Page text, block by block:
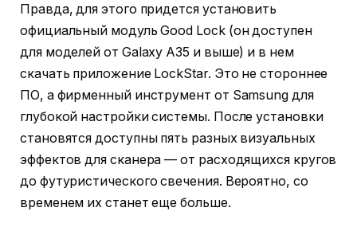
Правда, для этого придется установить
официальный модуль Good Lock (он доступен
для моделей от Galaxy A35 и выше) и в нем
скачать приложение LockStar. Это не стороннее
ПО, а фирменный инструмент от Samsung для
глубокой настройки системы. После установки
становятся доступны пять разных визуальных
эффектов для сканера — от расходящихся кругов
до футуристического свечения. Вероятно, со
временем их станет еще больше.